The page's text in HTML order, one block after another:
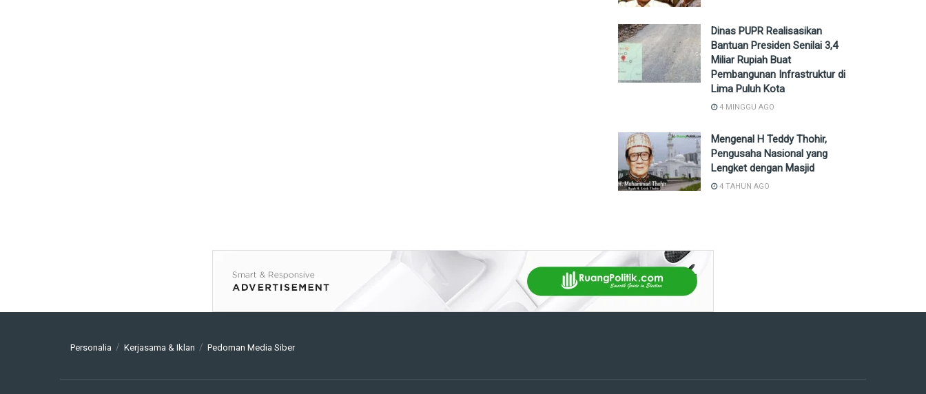
Dinas PUPR Realisasikan
Bantuan Presiden Senilai 3,4
Miliar Rupiah Buat
Pembangunan Infrastruktur di
Lima Puluh Kota
4 MINGGU AGO
Mengenal H Teddy Thohir,
Pengusaha Nasional yang
Lengket dengan Masjid
4 TAHUN AGO
Personalia Kerjasama & Iklan Pedoman Media Siber